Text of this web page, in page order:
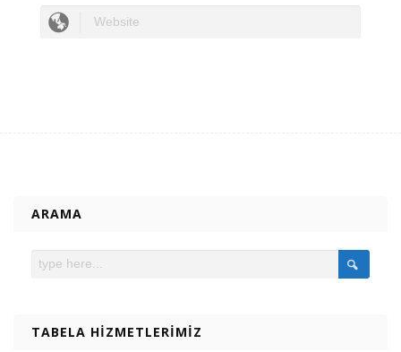
ARAMA
TABELA HIZMETLERIMIZ